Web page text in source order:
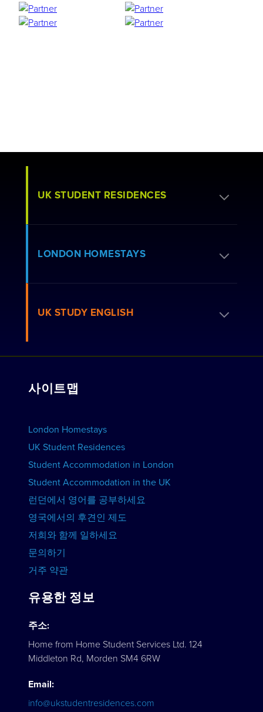
UK STUDENT RESIDENCES
레지던스 신청하기
뷰 레지던스
LONDON HOMESTAYS
홈스테이를 예약하세요
저희와 함께 일하세요
UK STUDY ENGLISH
학교 보기
사이트맵
London Homestays
UK Student Residences
Student Accommodation in London
Student Accommodation in the UK
런던에서 영어를 공부하세요
영국에서의 후견인 제도
저희와 함께 일하세요
문의하기
거주 약관
유용한 정보
주소:
Home from Home Student Services Ltd. 124
Middleton Rd, Morden SM4 6RW
Email:
info@ukstudentresidences.com